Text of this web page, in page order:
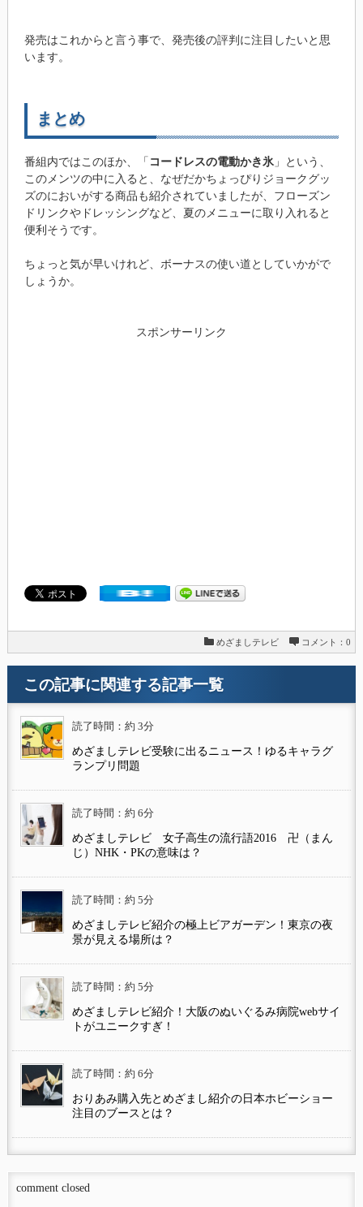
発売はこれからと言う事で、発売後の評判に注目したいと思
います。
まとめ
番組内ではこのほか、「 コードレスの電動かき氷」という、
このメンツの中に入ると、なぜだかちょっぴりジョークグッ
ズのにおいがする商品も紹介されていましたが、フローズン
ドリンクやドレッシングなど、夏のメニューに取り入れると
便利そうです。
ちょっと気が早いけれど、ボーナスの使い道としていかがで
しょうか。
スポンサーリンク
めざましテレビ コメント：0
この記事に関連する記事一覧
読了時間：約 3分
めざましテレビ受験に出るニュース！ゆるキャラグ
ランプリ問題
読了時間：約 6分
めざましテレビ 女子高生の流行語2016 卍（まん
じ）NHK・PKの意味は？
読了時間：約 5分
めざましテレビ紹介の極上ビアガーデン！東京の夜
景が見える場所は？
読了時間：約 5分
めざましテレビ紹介！大阪のぬいぐるみ病院webサイ
トがユニークすぎ！
読了時間：約 6分
おりあみ購入先とめざまし紹介の日本ホビーショー
注目のブースとは？
comment closed